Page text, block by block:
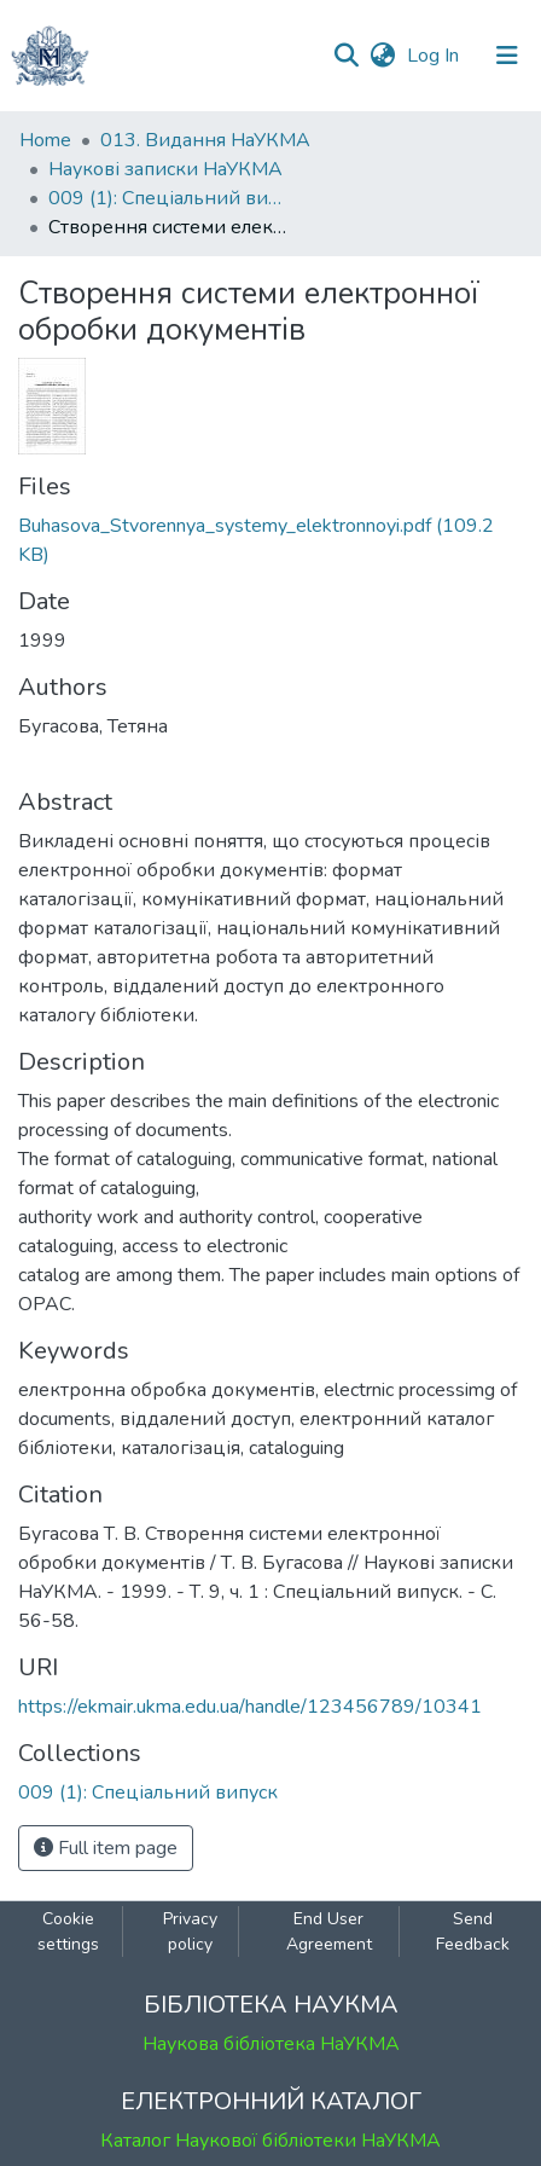
Log In (current)
Communities
&
Collections
All of DSpace
Statistics
Home
013. Видання НаУКМА
Наукові записки НаУКМА
009 (1): Спеціальний випуск
Створення системи електронної обробки документів
Створення системи електронної
обробки документів
Files
Buhasova_Stvorennya_systemy_elektronnoyi.pdf(109.2
KB)
Date
1999
Authors
Бугасова, Тетяна
Abstract
Викладені основні поняття, що стосуються процесів
електронної обробки документів: формат
каталогізації, комунікативний формат, національний
формат каталогізації, національний комунікативний
формат, авторитетна робота та авторитетний
контроль, віддалений доступ до електронного
каталогу бібліотеки.
Description
This paper describes the main definitions of the electronic
processing of documents.
The format of cataloguing, communicative format, national
format of cataloguing,
authority work and authority control, cooperative
cataloguing, access to electronic
catalog are among them. The paper includes main options of
OPAC.
Keywords
електронна обробка документів, electrnic processimg of
documents, віддалений доступ, електронний каталог
бібліотеки, каталогізація, cataloguing
Citation
Бугасова Т. В. Створення системи електронної
обробки документів / Т. В. Бугасова // Наукові записки
НаУКМА. - 1999. - Т. 9, ч. 1 : Спеціальний випуск. - С.
56-58.
URI
https://ekmair.ukma.edu.ua/handle/123456789/10341
Collections
009 (1): Спеціальний випуск
Full item page
Cookie
settings
Privacy
policy
End User
Agreement
Send
Feedback
БІБЛІОТЕКА НАУКМА
Наукова бібліотека НаУКМА
ЕЛЕКТРОННИЙ КАТАЛОГ
Каталог Наукової бібліотеки НаУКМА